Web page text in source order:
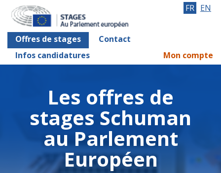
Offres de stages
Contact
Infos candidatures
FR EN
Mon compte
Les offres de
stages Schuman
au Parlement
Européen